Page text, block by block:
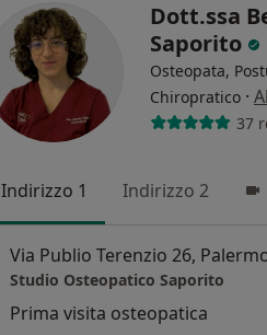
Dott.ssa
Saporito
Osteopata,
Chiropratico ·
37
Indirizzo 1 Indirizzo 2
Via Publio Terenzio 26,
Studio Osteopatico Saporito
Prima visita osteopatica